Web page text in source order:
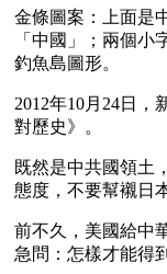
金條圖案：上面是
「中國」；兩個
釣魚島圖形。
2012年10月24日，
對歷史》。
既然是中共國領土
態度，不要幫襯日
前不久，美國給中
急問：怎樣才能得